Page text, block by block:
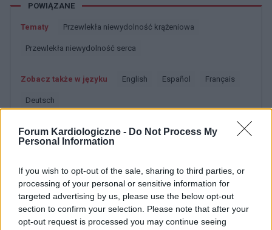
Forum Kardiologiczne - Do Not Process My
Personal Information
If you wish to opt-out of the sale, sharing to third parties, or
processing of your personal or sensitive information for
targeted advertising by us, please use the below opt-out
section to confirm your selection. Please note that after your
opt-out request is processed you may continue seeing
POWIĄZANE
Tematy Przewlekła niewydolność krążeniowa
Przewlekła niewydolność serca
Zobacz także w języku english español français
deutsch
Szczeklik A. (red.), Choroby wewnętrzne, Medycyna Praktyczna,
Kraków 2011
http://pediatrics.aappublications.org/content/18/3/491.short
http://yadda.icm.edu.pl/yadda/element/bwmeta1.element.elsev